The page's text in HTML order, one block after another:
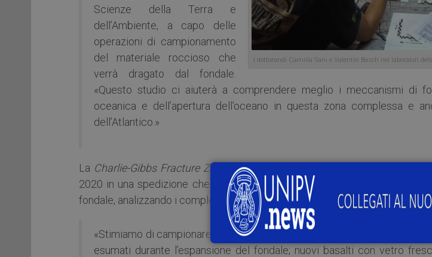
I dottorandi Camilla Sani e Valentin Basch nei laboratori
Scienze della Terra e
dell’Ambiente, a capo delle
operazioni di campionamento
del materiale roccioso che
verrà dragato dal fondale.
«Questo studio ci aiuterà a comprendere meglio i meccanismi di
oceanica e dell’apertura dell’oceano in questa zona complessa e
dell’Atlantico.»
La Charlie-Gibbs Fracture Zone
è stata investigata per la prima volta dai
2020 in una spedizione che ha consentito di mappare ad alta risoluzione
fondale, analizzando i complessi processi tettonici coinvolti nella
«Stimiamo di campionare nuove rocce della crosta oceanica profonda (i
esumati durante l’espansione del fondale; nuovi basalti con vetro